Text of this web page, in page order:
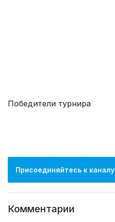
Победители турнира
Присоединяйтесь к
Комментарии